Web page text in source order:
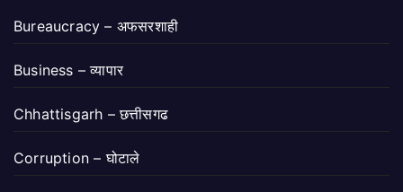
Bureaucracy – अफसरशाही
Business – व्यापार
Chhattisgarh – छत्तीसगढ
Corruption – घोटाले